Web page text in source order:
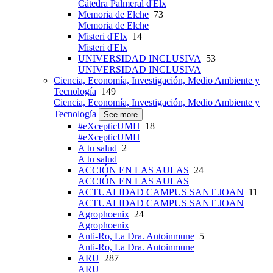
Cátedra Palmeral d'Elx
Memoria de Elche 73
Memoria de Elche
Misteri d'Elx 14
Misteri d'Elx
UNIVERSIDAD INCLUSIVA 53
UNIVERSIDAD INCLUSIVA
Ciencia, Economía, Investigación, Medio Ambiente y
Tecnología 149
Ciencia, Economía, Investigación, Medio Ambiente y
Tecnología
See more
#eXcepticUMH 18
#eXcepticUMH
A tu salud 2
A tu salud
ACCIÓN EN LAS AULAS 24
ACCIÓN EN LAS AULAS
ACTUALIDAD CAMPUS SANT JOAN 11
ACTUALIDAD CAMPUS SANT JOAN
Agrophoenix 24
Agrophoenix
Anti-Ro, La Dra. Autoinmune 5
Anti-Ro, La Dra. Autoinmune
ARU 287
ARU